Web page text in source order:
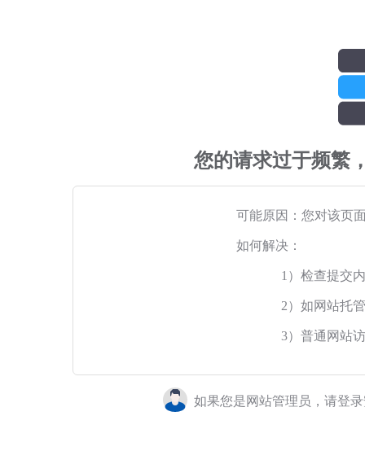
您的请求过于频繁
可能原因：您对该页
如何解决：
1）检查提交
2）如网站托
3）普通网站
如果您是网站管理员，请登